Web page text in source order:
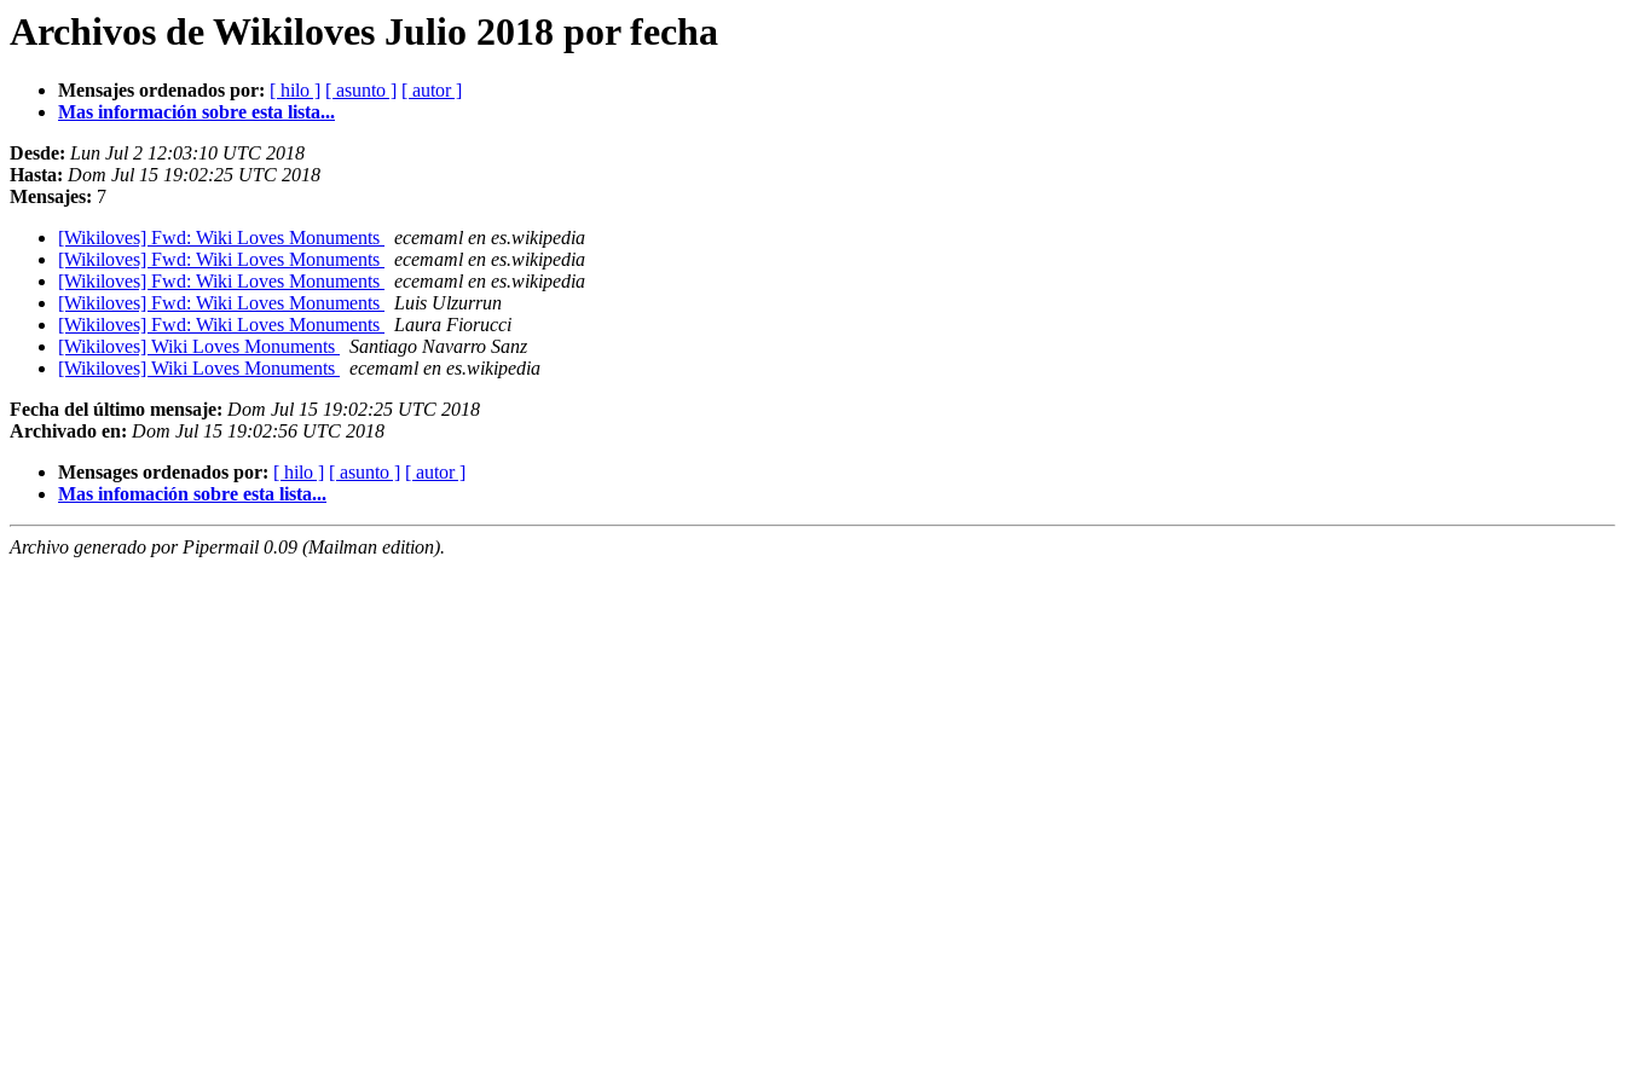
Archivos de Wikiloves Julio 2018 por fecha
Mensajes ordenados por: [ hilo ] [ asunto ] [ autor ]
Mas información sobre esta lista...
Desde: Lun Jul 2 12:03:10 UTC 2018
Hasta: Dom Jul 15 19:02:25 UTC 2018
Mensajes: 7
[Wikiloves] Fwd: Wiki Loves Monuments
ecemaml en es.wikipedia
[Wikiloves] Fwd: Wiki Loves Monuments
ecemaml en es.wikipedia
[Wikiloves] Fwd: Wiki Loves Monuments
ecemaml en es.wikipedia
[Wikiloves] Fwd: Wiki Loves Monuments
Luis Ulzurrun
[Wikiloves] Fwd: Wiki Loves Monuments
Laura Fiorucci
[Wikiloves] Wiki Loves Monuments
Santiago Navarro Sanz
[Wikiloves] Wiki Loves Monuments
ecemaml en es.wikipedia
Fecha del último mensaje: Dom Jul 15 19:02:25 UTC 2018
Archivado en: Dom Jul 15 19:02:56 UTC 2018
Mensages ordenados por: [ hilo ] [ asunto ] [ autor ]
Mas infomación sobre esta lista...
Archivo generado por Pipermail 0.09 (Mailman edition).